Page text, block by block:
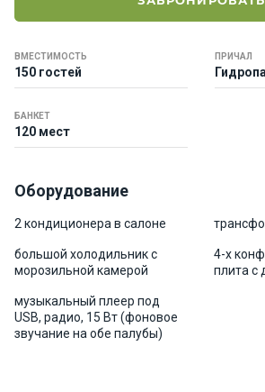
ВМЕСТИМОСТЬ
150 гостей
ПРИЧАЛ
БАНКЕТ
120 мест
Оборудование
2 кондиционера в салоне
большой холодильник с
морозильной камерой
4-х
плита с
музыкальный плеер под
USB, радио, 15 Bт (фоновое
звучание на обе палубы)
К
е
а
Програ